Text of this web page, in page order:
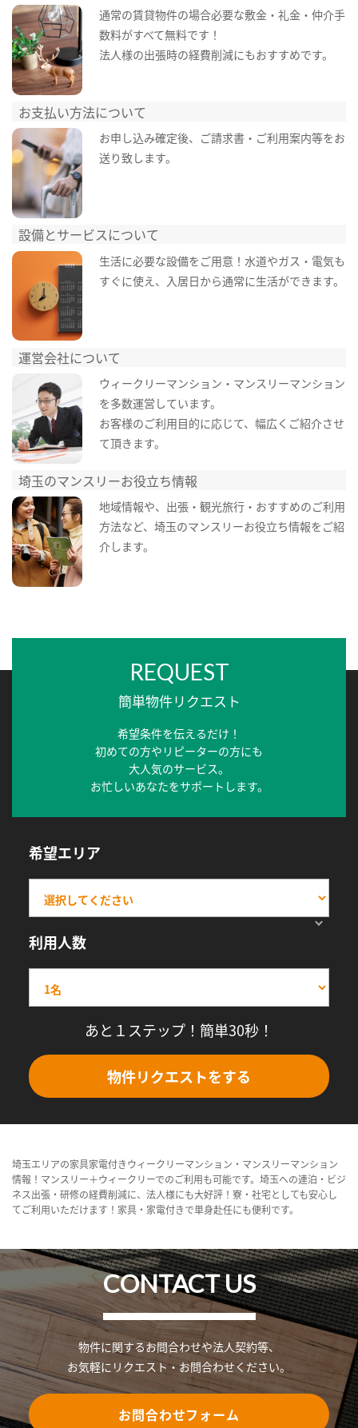
通常の賃貸物件の場合必要な敷金・礼金・仲介手
数料がすべて無料です！
法人様の出張時の経費削減にもおすすめです。
お支払い方法について
お申し込み確定後、ご請求書・ご利用案内等をお
送り致します。
設備とサービスについて
生活に必要な設備をご用意！水道やガス・電気も
すぐに使え、入居日から通常に生活ができます。
運営会社について
ウィークリーマンション・マンスリーマンション
を多数運営しています。
お客様のご利用目的に応じて、幅広くご紹介させ
て頂きます。
埼玉のマンスリーお役立ち情報
地域情報や、出張・観光旅行・おすすめのご利用
方法など、埼玉のマンスリーお役立ち情報をご紹
介します。
REQUEST
簡単物件リクエスト
希望条件を伝えるだけ！
初めての方やリピーターの方にも
大人気のサービス。
お忙しいあなたをサポートします。
希望エリア
利用人数
あと１ステップ！簡単30秒！
物件リクエストをする
埼玉エリアの家具家電付きウィークリーマンション・マンスリーマンション
情報！マンスリー＋ウィークリーでのご利用も可能です。埼玉への連泊・ビジ
ネス出張・研修の経費削減に、法人様にも大好評！寮・社宅としても安心し
てご利用いただけます！家具・家電付きで単身赴任にも便利です。
CONTACT US
物件に関するお問合わせや法人契約等、
お気軽にリクエスト・お問合わせください。
お問合わせフォーム